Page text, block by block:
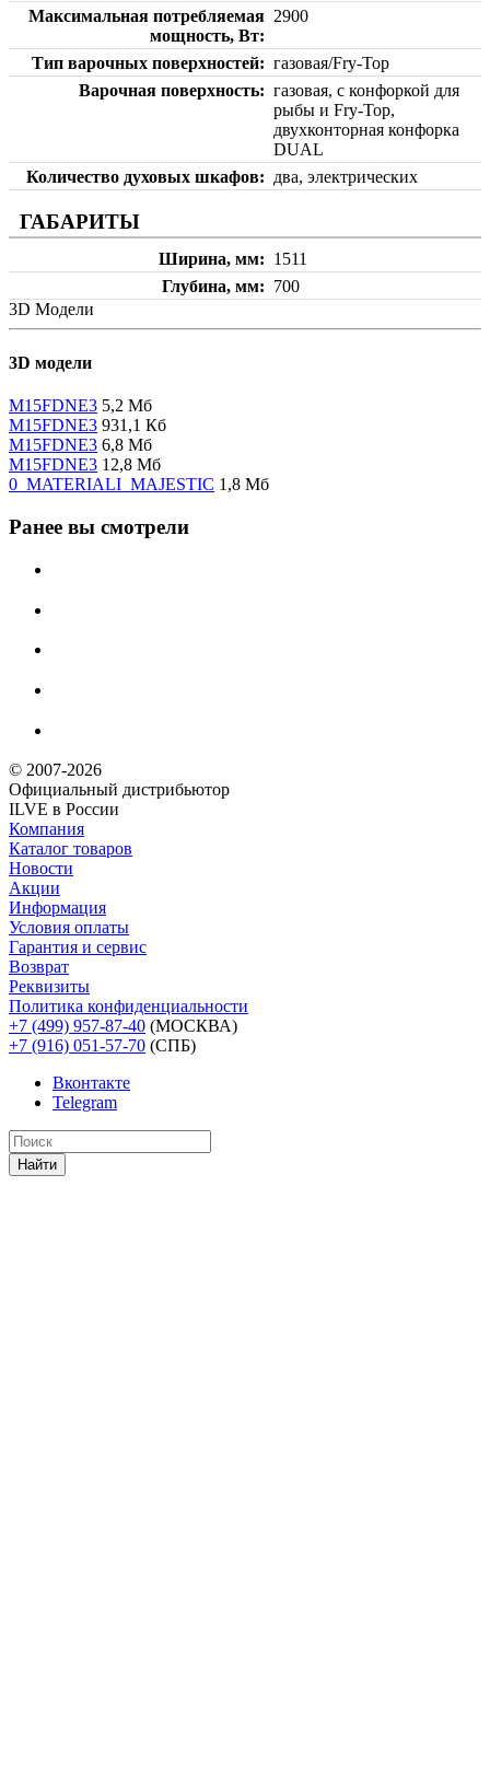
Максимальная потребляемая
мощность, Вт
2900
Тип варочных поверхностей
газовая/Fry-Top
Варочная поверхность
газовая, с конфоркой для
рыбы и Fry-Top,
двухконторная конфорка
DUAL
Количество духовых шкафов
два, электрических
ГАБАРИТЫ
Ширина, мм
1511
Глубина, мм
700
3D Модели
3D модели
M15FDNE3 5,2 Мб
M15FDNE3 931,1 Кб
M15FDNE3 6,8 Мб
M15FDNE3 12,8 Мб
0_MATERIALI_MAJESTIC 1,8 Мб
Ранее вы смотрели
© 2007-2026
Официальный дистрибьютoр
ILVE в России
Компания
Каталог товаров
Новости
Акции
Информация
Условия оплаты
Гарантия и сервис
Возврат
Реквизиты
Политика конфиденциальности
+7 (499) 957-87-40 (МОСКВА)
+7 (916) 051-57-70 (СПБ)
Вконтакте
Telegram
Найти